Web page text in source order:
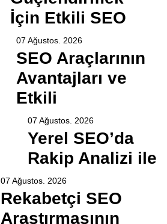
İçin Etkili SEO
07 Ağustos. 2026
SEO Araçlarının
Avantajları ve
Etkili
07 Ağustos. 2026
Yerel SEO’da
Rakip Analizi ile
07 Ağustos. 2026
Rekabetçi SEO
Araştırmasının